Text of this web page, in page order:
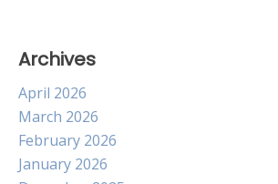
Archives
April 2026
March 2026
February 2026
January 2026